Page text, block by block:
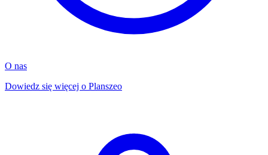
O nas
Dowiedz się więcej o Planszeo